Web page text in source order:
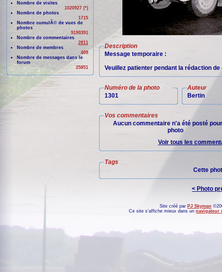
Nombre de visites
1020927 (*)
Nombre de photos
1715
Nombre cumulÃ© de vues de
photos
9190391
Nombre de commentaires
2811
Nombre de membres
409
Nombre de messages dans le
forum
25851
Description
Message temporaire :
Veuillez patienter pendant la rédaction
Numéro de la photo
1301
Auteur
Bertin
Vos commentaires
Aucun commentaire n'a été posté
photo
Voir tous les
Tags
Cette
< Photo
Site créé par PJ Skyman
Ce site s'affiche mieux dans unnavigateur